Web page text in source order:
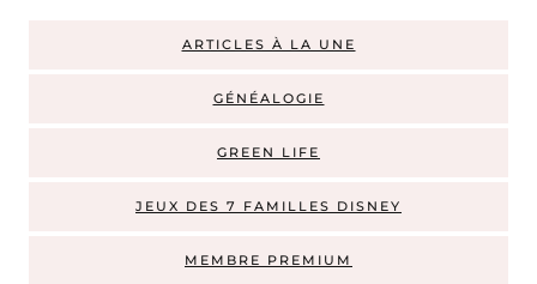
ARTICLES À LA UNE
GÉNÉALOGIE
GREEN LIFE
JEUX DES 7 FAMILLES DISNEY
MEMBRE PREMIUM